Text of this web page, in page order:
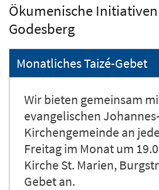
Ökumenische
Godesberg
Monatliches Taizé-Gebet
Wir bieten gemeinsam
evangelischen Johannes-
Kirchengemeinde an
Freitag im Monat um
Kirche St. Marien,
Gebet an.